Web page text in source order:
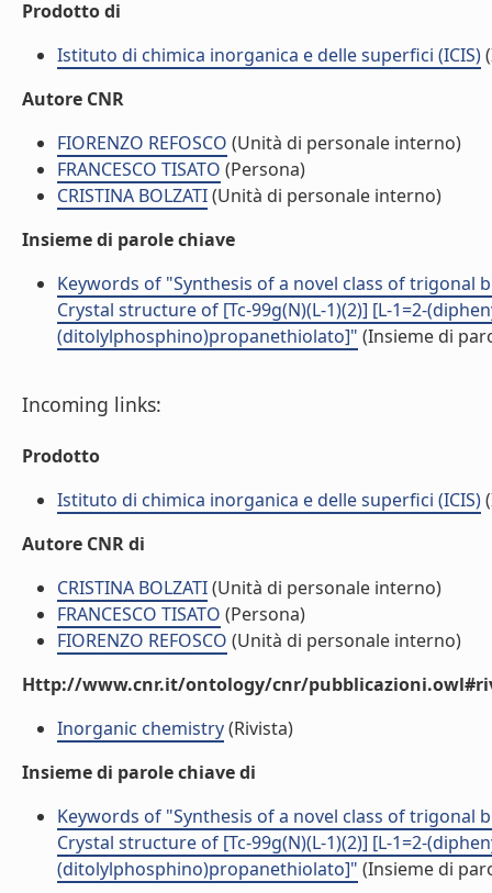
Prodotto di
Istituto di chimica inorganica e delle superfici (ICIS)
Autore CNR
FIORENZO REFOSCO (Unità di personale interno)
FRANCESCO TISATO (Persona)
CRISTINA BOLZATI(Unità di personale interno)
Insieme di parole chiave
Keywords of "Synthesis of a novel class of
Crystal structure of [Tc-99g(N)(L-1)(2)] [L-1=2-
(ditolylphosphino)propanethiolato]" (Insieme di
Incoming links:
Prodotto
Istituto di chimica inorganica e delle superfici (ICIS)
Autore CNR di
CRISTINA BOLZATI(Unità di personale interno)
FRANCESCO TISATO (Persona)
FIORENZO REFOSCO (Unità di personale interno)
Http://www.cnr.it/ontology/cnr/
Inorganic chemistry(Rivista)
Insieme di parole chiave di
Keywords of "Synthesis of a novel class of
Crystal structure of [Tc-99g(N)(L-1)(2)] [L-1=2-
(ditolylphosphino)propanethiolato]" (Insieme di